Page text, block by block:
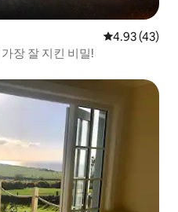
평점 4.93점
4.93 (43)
장 잘 지킨 비밀!